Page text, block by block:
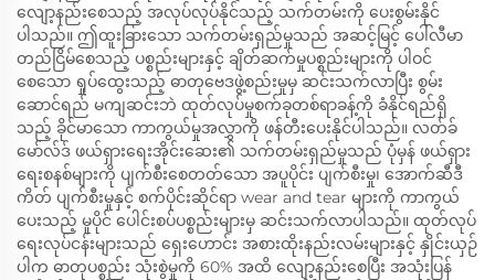
လျော့နည်းစေသည့် အလုပ်လုပ်နိုင်သည့် သက်တမ်းကို ပေးစွမ်းနိုင်
ပါသည်။ ဤထူးခြားသော သက်တမ်းရှည်မှုသည် အဆင့်မြင့် ပေါ်လီမာ
တည်ငြိမ်စေသည့် ပစ္စည်းများနှင့် ချိတ်ဆက်မှုပစ္စည်းများကို ပါဝင်
စေသော ရှုပ်ထွေးသည့် ဓာတုဗေဒဖွဲ့စည်းမှုမှ ဆင်းသက်လာပြီး စွမ်း
ဆောင်ရည် မကျဆင်းဘဲ ထုတ်လုပ်မှုစက်ခုတစ်ရာခန့်ကို ခံနိုင်ရည်ရှိ
သည့် ခိုင်မာသော ကာကွယ်မှုအလွှာကို ဖန်တီးပေးနိုင်ပါသည်။ လတ်ခ်
မော်လ်ဒ် ဖယ်ရှားရေးအိုင်းဆေး၏ သက်တမ်းရှည်မှုသည် ပုံမှန် ဖယ်ရှား
ရေးစနစ်များကို ပျက်စီးစေတတ်သော အပူပိုင်း ပျက်စီးမှု၊ အောက်ဆီဒီ
ကိတ် ပျက်စီးမှုနှင့် စက်ပိုင်းဆိုင်ရာ wear and tear များကို ကာကွယ်
ပေးသည့် မူပိုင် ပေါင်းစပ်ပစ္စည်းများမှ ဆင်းသက်လာပါသည်။ ထုတ်လုပ်
ရေးလုပ်ငန်းများသည် ရှေးဟောင်း အစားထိုးနည်းလမ်းများနှင့် နှိုင်းယှဉ်
ပါက ဓာတုပစ္စည်း သုံးစွဲမှုကို 60% အထိ လျော့နည်းစေပြီး အသုံးပြန်